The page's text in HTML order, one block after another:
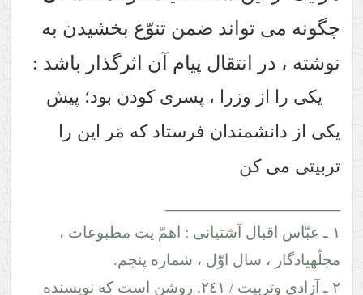
ضمن تنوّع بخشیدن به
پیام آن اثرگذار باشد :
، پسری کودن بود؛ پیش
فرستاد که مَر این را
آشتیانی : اهمّ یت مطبوعات ،
اوّل ، شماره پنجم.
٢ ـ آزادی وتربیت / ٢٤١. روشن است که نویسنده